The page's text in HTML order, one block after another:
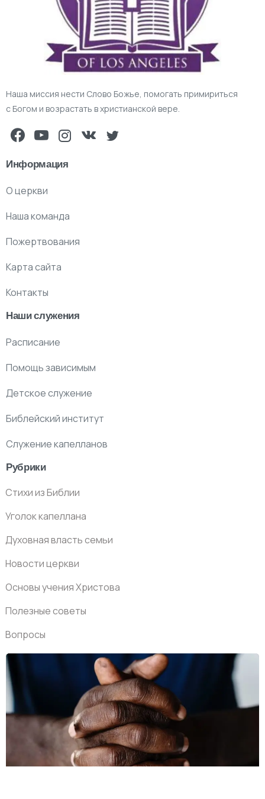
Наша миссия нести Слово Божье, помогать примириться
с Богом и возрастать в христианской вере.
Информация
О церкви
Наша команда
Пожертвования
Карта сайта
Контакты
Наши служения
Расписание
Помощь зависимым
Детское служение
Библейский институт
Служение капелланов
Рубрики
Стихи из Библии
Уголок капеллана
Духовная власть семьи
Новости церкви
Основы учения Христова
Полезные советы
Вопросы